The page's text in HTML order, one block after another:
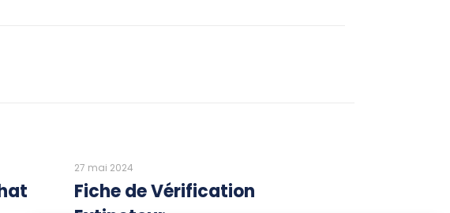
27 mai 2024
Fiche de Vérification